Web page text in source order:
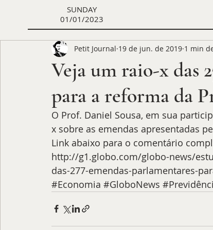
SUNDAY
01/01/2023
Veja um raio-x das
para a reforma da
Petit Journal 19 de jun. de 2019 1 min
O Prof. Daniel Sousa, em sua
x sobre as emendas apresentadas
Link abaixo para o comentário
http://g1.globo.com/globo-news/
das-277-emendas-parlamentares-
#Economia #GloboNews